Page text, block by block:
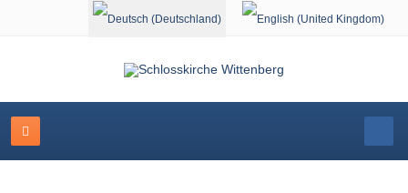
Sprache auswählen